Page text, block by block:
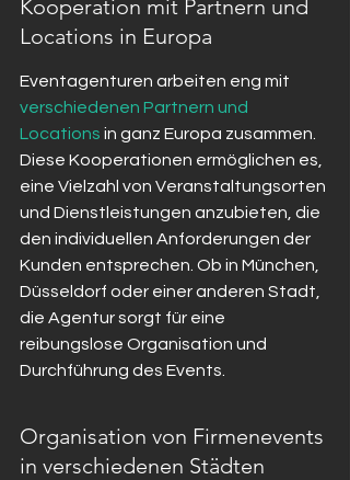
Kooperation mit Partnern und
Locations in Europa
Eventagenturen arbeiten eng mit
verschiedenen Partnern und
Locations in ganz Europa zusammen.
Diese Kooperationen ermöglichen es,
eine Vielzahl von Veranstaltungsorten
und Dienstleistungen anzubieten, die
den individuellen Anforderungen der
Kunden entsprechen. Ob in München,
Düsseldorf oder einer anderen Stadt,
die Agentur sorgt für eine
reibungslose Organisation und
Durchführung des Events.
Organisation von Firmenevents
in verschiedenen Städten